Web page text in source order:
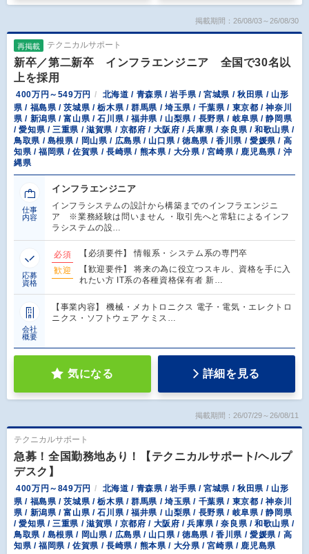
掲載期間：26/08/03～26/08/30
再掲載 テクニカルサポート
新卒／第二新卒 インフラエンジニア 全国で30名以
上を採用
400万円～549万円
北海道 / 青森県 / 岩手県 / 宮城県 / 秋田県 / 山形
県 / 福島県 / 茨城県 / 栃木県 / 群馬県 / 埼玉県 / 千葉県 / 東京都 / 神奈川
県 / 新潟県 / 富山県 / 石川県 / 福井県 / 山梨県 / 長野県 / 岐阜県 / 静岡県
/ 愛知県 / 三重県 / 滋賀県 / 京都府 / 大阪府 / 兵庫県 / 奈良県 / 和歌山県 /
鳥取県 / 島根県 / 岡山県 / 広島県 / 山口県 / 徳島県 / 香川県 / 愛媛県 / 高
知県 / 福岡県 / 佐賀県 / 長崎県 / 熊本県 / 大分県 / 宮崎県 / 鹿児島県 / 沖
縄県
仕事
内容
インフラエンジニア
インフラシステムの設計から構築までのインフラエンジニ
ア ※業務経験は問いません ・取引先へと常駐によるインフ
ラシステムの設…
応募
資格
必須
【必須要件】 情報系・システム系の専門卒
歓迎
【歓迎要件】 将来の為に役立つスキル、資格を手に入
れたい方 IT系の各種資格保有者 新…
会社
概要
【事業内容】 機械・メカトロニクス 電子・電気・エレクトロ
ニクス・ソフトウェア ケミス…
気になる 詳細を見る
掲載期間：26/07/29～26/08/11
テクニカルサポート
急募！全国勤務地あり！【テクニカルサポート/ヘルプ
デスク】
400万円～849万円
北海道 / 青森県 / 岩手県 / 宮城県 / 秋田県 / 山形
県 / 福島県 / 茨城県 / 栃木県 / 群馬県 / 埼玉県 / 千葉県 / 東京都 / 神奈川
県 / 新潟県 / 富山県 / 石川県 / 福井県 / 山梨県 / 長野県 / 岐阜県 / 静岡県
/ 愛知県 / 三重県 / 滋賀県 / 京都府 / 大阪府 / 兵庫県 / 奈良県 / 和歌山県 /
鳥取県 / 島根県 / 岡山県 / 広島県 / 山口県 / 徳島県 / 香川県 / 愛媛県 / 高
知県 / 福岡県 / 佐賀県 / 長崎県 / 熊本県 / 大分県 / 宮崎県 / 鹿児島県